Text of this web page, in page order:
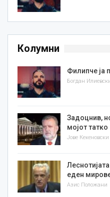
Колумни
Филипче ја
Богдан
Задоцнив,
мојот татко
Јове Кекеновски
еден
Азис Положани